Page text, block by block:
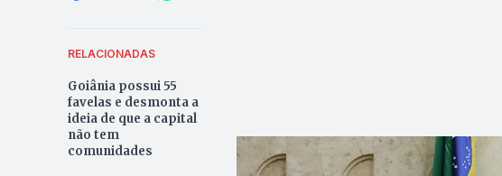
RELACIONADAS
Goiânia possui 55
favelas e desmonta a
ideia de que a capital
não tem
comunidades